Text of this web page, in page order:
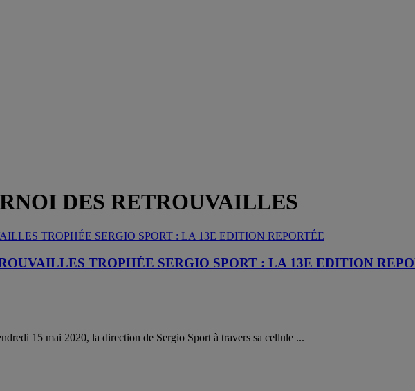
DES RETROUVAILLES
TROPHÉE SERGIO SPORT : LA 13E EDITION
15 mai 2020, la direction de Sergio Sport à travers sa cellule ...